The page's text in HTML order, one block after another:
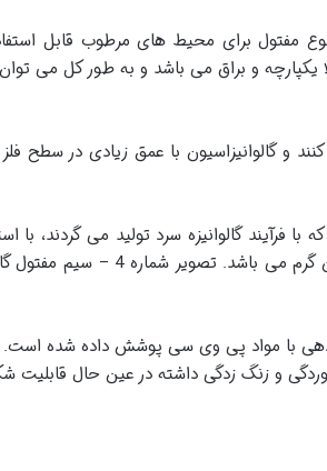
مفتول برای محیط های مرطوب قابل
یکپارچه و براق می باشد و به طور کل می
و گالوانیزاسیون با عمق زیادی در سطح
فرآیند گالوانیزه سرد تولید می گردند، با
آبکاری می کنند. عمق گالوانیزاسیون در
با مواد پی وی سی پوشش داده شده است.
و زنگ زدگی داشته در عین حال قابلیت